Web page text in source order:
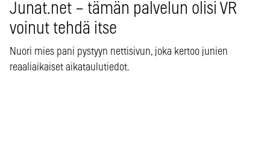
Junat.net – tämän palvelun olisi VR
voinut tehdä itse
Nuori mies pani pystyyn nettisivun, joka kertoo junien
reaaliaikaiset aikataulutiedot.